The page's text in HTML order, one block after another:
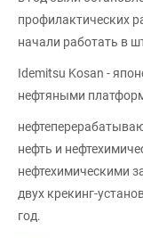
профилактических
начали работать в
Idemitsu Kosan -
нефтяными
нефть и
нефтехимическими
двух крекинг-
год.